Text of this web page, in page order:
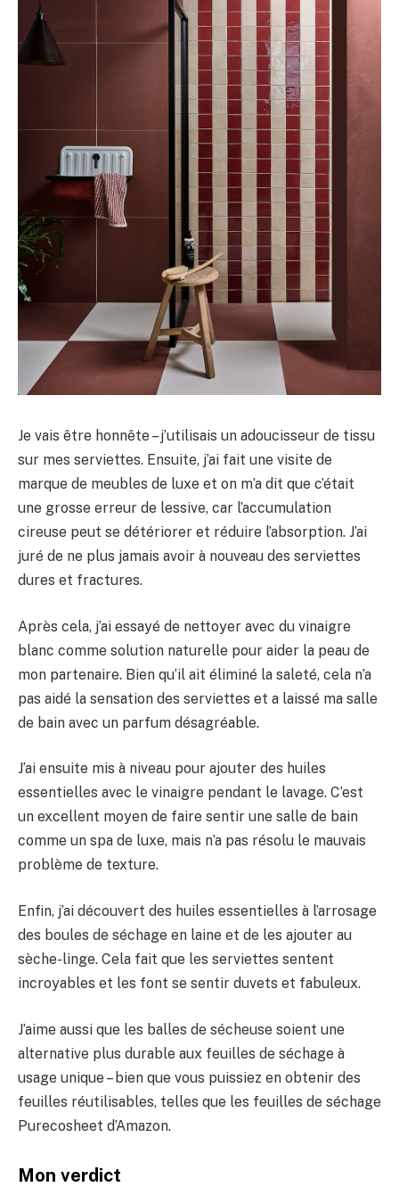
Je vais être honnête – j’utilisais un adoucisseur de tissu
sur mes serviettes. Ensuite, j’ai fait une visite de
marque de meubles de luxe et on m’a dit que c’était
une grosse erreur de lessive, car l’accumulation
cireuse peut se détériorer et réduire l’absorption. J’ai
juré de ne plus jamais avoir à nouveau des serviettes
dures et fractures.
Après cela, j’ai essayé de nettoyer avec du vinaigre
blanc comme solution naturelle pour aider la peau de
mon partenaire. Bien qu’il ait éliminé la saleté, cela n’a
pas aidé la sensation des serviettes et a laissé ma salle
de bain avec un parfum désagréable.
J’ai ensuite mis à niveau pour ajouter des huiles
essentielles avec le vinaigre pendant le lavage. C’est
un excellent moyen de faire sentir une salle de bain
comme un spa de luxe, mais n’a pas résolu le mauvais
problème de texture.
Enfin, j’ai découvert des huiles essentielles à l’arrosage
des boules de séchage en laine et de les ajouter au
sèche-linge. Cela fait que les serviettes sentent
incroyables et les font se sentir duvets et fabuleux.
J’aime aussi que les balles de sécheuse soient une
alternative plus durable aux feuilles de séchage à
usage unique – bien que vous puissiez en obtenir des
feuilles réutilisables, telles que les feuilles de séchage
Purecosheet d’Amazon.
Mon verdict